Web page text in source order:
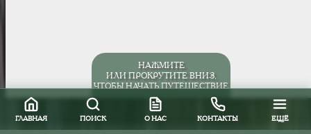
НАЖМИТЕ
ИЛИ ПРОКРУТИТЕ ВНИЗ,
ЧТОБЫ НАЧАТЬ ПУТЕШЕСТВИЕ
ГЛАВНАЯ ПОИСК О НАС КОНТАКТЫ ЕЩЁ